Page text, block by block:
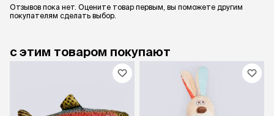
Отзывов пока нет. Оцените товар первым, вы поможете другим
покупателям сделать выбор.
с этим товаром покупают